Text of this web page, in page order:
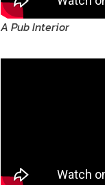
A Pub Interior